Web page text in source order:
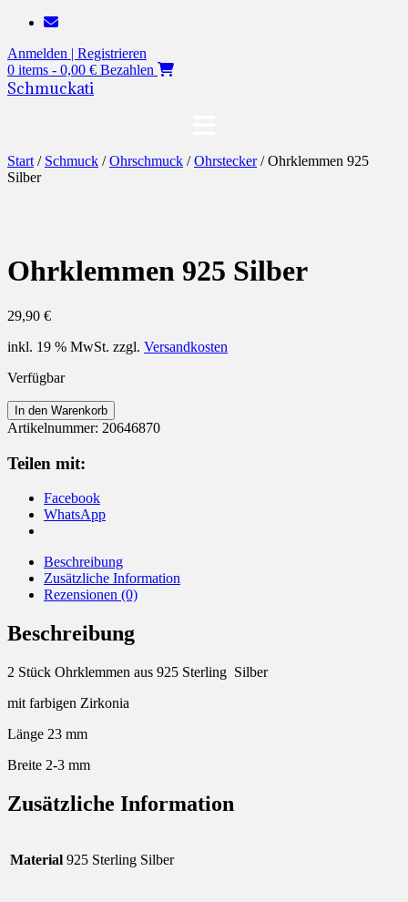
Zum
springen
Anmelden | Registrieren
0 items - 0,00 € Bezahlen
Schmuckati
Start / Schmuck /Ohrschmuck /Ohrstecker/ Ohrklemmen 925
Silber
Ohrklemmen 925 Silber
29,90 €
inkl. 19 % MwSt. zzgl. Versandkosten
Verfügbar
Ohrklemmen
925
Menge
In den Warenkorb
Artikelnummer: 20646870
Teilen mit:
Facebook
WhatsApp
Beschreibung
Zusätzliche Information
Rezensionen (0)
Beschreibung
2 Stück Ohrklemmen aus 925 Sterling Silber
mit farbigen Zirkonia
Länge 23 mm
Breite 2-3 mm
Zusätzliche Information
Material 925 Sterling Silber